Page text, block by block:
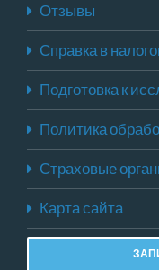
Отзывы
Справка в
Подготовка к
Политика
Страховые
Карта сайта